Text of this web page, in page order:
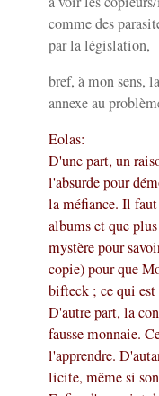
comme des
par la législation,
bref, à mon sens,
annexe au
Eolas:
D'une part, un
l'absurde pour
la méfiance. Il
albums et que
mystère pour
copie) pour que
bifteck ; ce qui
D'autre part, la
fausse monnaie.
l'apprendre.
licite, même si